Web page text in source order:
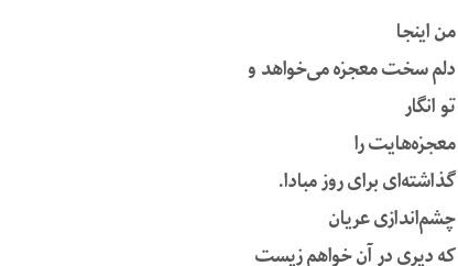
من اینجا
دلم سخت معجزه می‌خواهد و
تو انگار
معجزه‌هایت را
گذاشته‌ای برای روز مبادا.
چشم‌اندازى عریان
که دیرى در آن خواهم زیست